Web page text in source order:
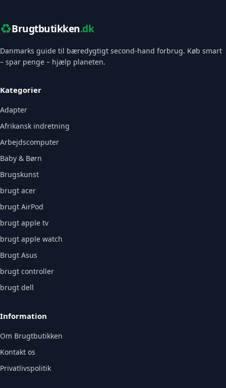
♻️Brugtbutikken.dk
Danmarks guide til bæredygtigt second-hand forbrug. Køb smart
– spar penge – hjælp planeten.
Kategorier
Adapter
Afrikansk indretning
Arbejdscomputer
Baby & Børn
Brugskunst
brugt acer
brugt AirPod
brugt apple tv
brugt apple watch
Brugt Asus
brugt controller
brugt dell
Information
Om Brugtbutikken
Kontakt os
Privatlivspolitik